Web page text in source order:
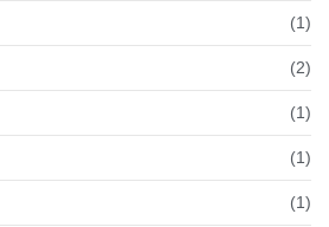
(1)
(2)
(1)
(1)
(1)